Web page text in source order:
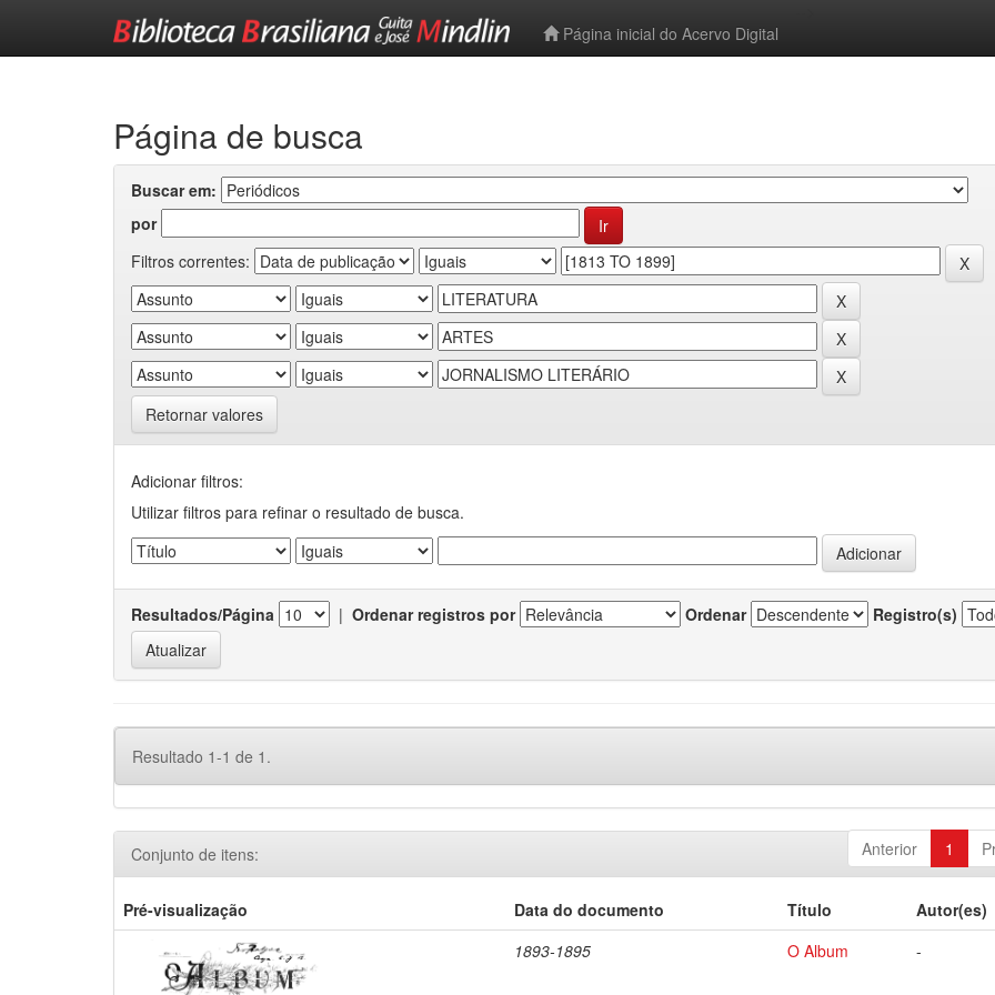
Página inicial do Acervo Digital
Página de busca
Buscar em:
por
Filtros correntes:
Retornar valores
Adicionar filtros:
Utilizar filtros para refinar o resultado de busca.
Resultados/Página | Ordenar registros por Ordenar Registro(s)
Resultado 1-1 de 1.
Anterior 1
Conjunto de itens:
Pré-visualização Data do documento Título
Autor(es)
1893-1895
O Album -